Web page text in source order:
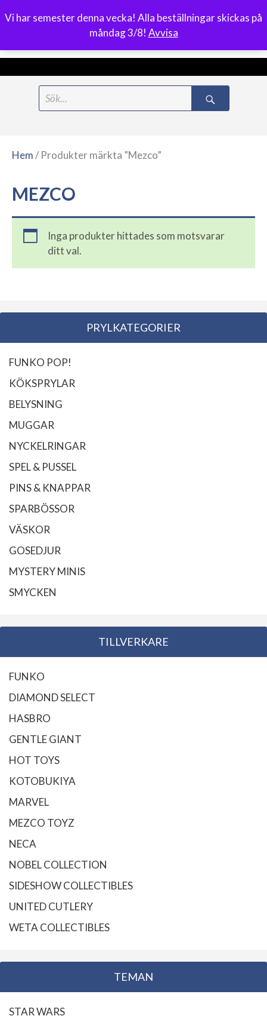
Vi har semester denna vecka! Alla beställningar skickas på
måndag 3/8! Avvisa
0
Meny
Hem/ Produkter märkta ”Mezco”
MEZCO
Inga produkter hittades som motsvarar
ditt val.
PRYLKATEGORIER
FUNKO POP!
KÖKSPRYLAR
BELYSNING
MUGGAR
NYCKELRINGAR
SPEL & PUSSEL
PINS & KNAPPAR
SPARBÖSSOR
VÄSKOR
GOSEDJUR
MYSTERY MINIS
SMYCKEN
TILLVERKARE
FUNKO
DIAMOND SELECT
HASBRO
GENTLE GIANT
HOT TOYS
KOTOBUKIYA
MARVEL
MEZCO TOYZ
NECA
NOBEL COLLECTION
SIDESHOW COLLECTIBLES
UNITED CUTLERY
WETA COLLECTIBLES
TEMAN
STAR WARS